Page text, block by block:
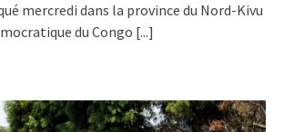
mercredi dans la province du Nord-Kivu
du Congo [...]